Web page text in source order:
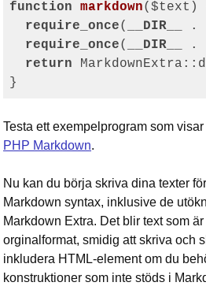
function
markdown($text)
require_once( __DIR__ .
require_once( __DIR__ .
return
Testa ett exempelprogram som
PHP Markdown.
Nu kan du börja skriva dina texter
Markdown syntax, inklusive de
Markdown Extra. Det blir text som
orginalformat, smidig att skriva och
inkludera HTML-element om du
konstruktioner som inte stöds i